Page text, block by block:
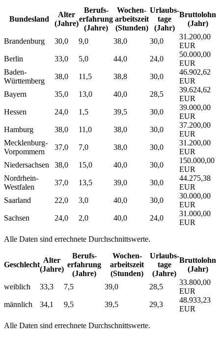
Bundesland
Alter
(Jahre)
Berufs­
erfahrung
(Jahre)
Wochen­
arbeitszeit
(Stunden)
Urlaubs­
tage
(Jahr)
Bruttolohn
(Jahr)
Brandenburg 30,0 9,0 38,0 30,0
31.200,00
EUR
Berlin
33,0 5,0 44,0 24,0
50.000,00
EUR
Baden-
Württemberg
38,0 11,5 38,8 30,0
46.902,62
EUR
Bayern
35,0 13,0 40,0 28,5
39.624,62
EUR
Hessen
24,0 1,5 39,5 30,0
39.000,00
EUR
Hamburg
38,0 11,0 38,0 30,0
37.200,00
EUR
Mecklenburg-
Vorpommern
37,0 7,0 38,0 30,0
31.200,00
EUR
Niedersachsen
38,0 15,0 40,0 30,0
150.000,00
EUR
Nordrhein-
Westfalen
37,0 13,5 39,0 30,0
44.275,38
EUR
Saarland
22,0 3,0 40,0 30,0
30.000,00
EUR
Sachsen
24,0 2,0 40,0 24,0
31.000,00
EUR
Alle Daten sind errechnete Durchschnittswerte.
Geschlecht
Alter
(Jahre)
Berufs­
erfahrung
(Jahre)
Wochen­
arbeitszeit
(Stunden)
Urlaubs­
tage
(Jahre)
Bruttolohn
(Jahr)
weiblich 33,3 7,5 39,0 28,5
33.800,00
EUR
männlich
34,1 9,5 39,5 29,3
48.933,23
EUR
Alle Daten sind errechnete Durchschnittswerte.